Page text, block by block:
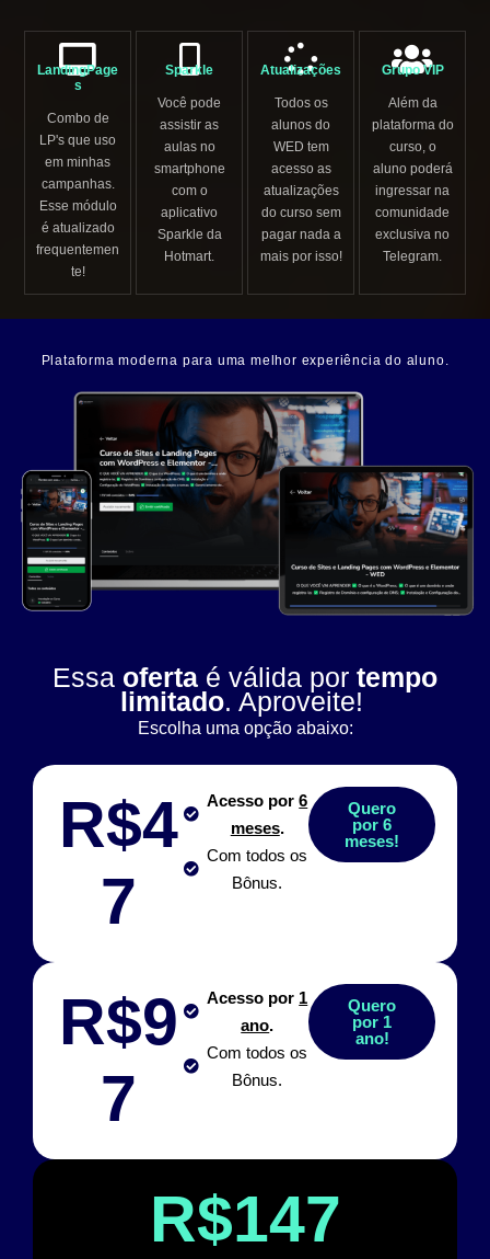
LandingPage
s
Combo de
LP's que uso
em minhas
campanhas.
Esse módulo
é atualizado
frequentemen
te!
Sparkle
Você pode
assistir as
aulas no
smartphone
com o
aplicativo
Sparkle da
Hotmart.
Atualizações
Todos os
alunos do
WED tem
acesso as
atualizações
do curso sem
pagar nada a
mais por isso!
Grupo VIP
Além da
plataforma do
curso, o
aluno poderá
ingressar na
comunidade
exclusiva no
Telegram.
Plataforma moderna para uma melhor experiência do aluno.
Essa oferta é válida por tempo
limitado. Aproveite!
Escolha uma opção abaixo:
R$4
7
Acesso por6
meses.
Com todos os
Bônus.
Quero
por 6
meses!
R$9
7
Acesso por 1
ano.
Com todos os
Bônus.
Quero
por 1
ano!
R$147